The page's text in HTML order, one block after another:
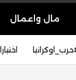
مال واعمال